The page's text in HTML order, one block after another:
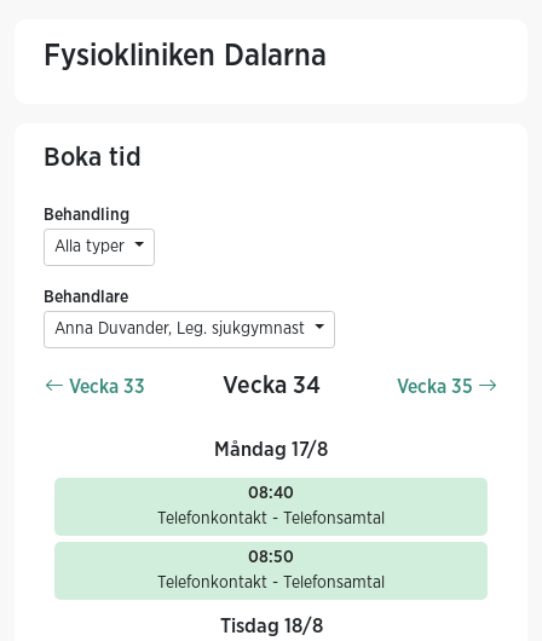
Fysiokliniken Dalarna
Boka tid
Behandling
Alla typer
Behandlare
Anna Duvander, Leg. sjukgymnast
Vecka 33 Vecka 34 Vecka 35
Måndag 17/8
08:40
Telefonkontakt - Telefonsamtal
08:50
Telefonkontakt - Telefonsamtal
Tisdag 18/8